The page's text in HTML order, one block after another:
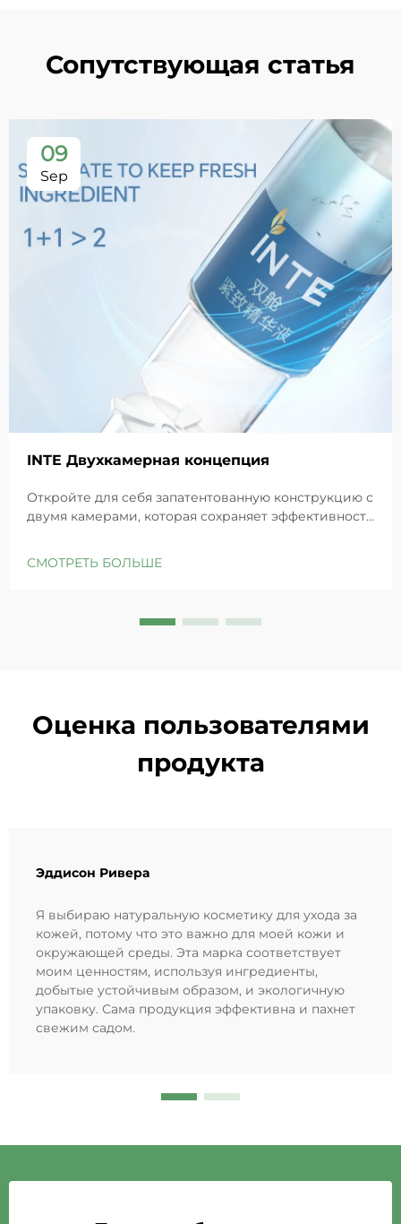
Сопутствующая статья
09
Sep
INTE Двухкамерная концепция
Откройте для себя запатентованную конструкцию с
двумя камерами, которая сохраняет эффективность
восстанавливает барьеры чувствительной кожи.
СМОТРЕТЬ БОЛЬШЕ
Оценка пользователями
продукта
Эддисон Ривера
Я выбираю натуральную косметику для ухода за
кожей, потому что это важно для моей кожи и
окружающей среды. Эта марка соответствует
моим ценностям, используя ингредиенты,
добытые устойчивым образом, и экологичную
упаковку. Сама продукция эффективна и пахнет
свежим садом.